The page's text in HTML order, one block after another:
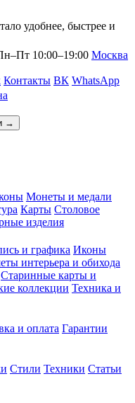
удобнее, быстрее и
10:00–19:00 Москва
Контакты ВК WhatsApp
→
Монеты и медали
Карты Столовое
изделия
и графика Иконы
интерьера и обихода
Старинные карты и
коллекции Техника и
и оплата Гарантии
Стили Техники Статьи